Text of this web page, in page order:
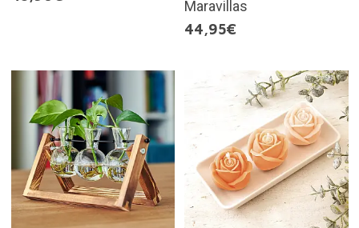
Maravillas
44,95€